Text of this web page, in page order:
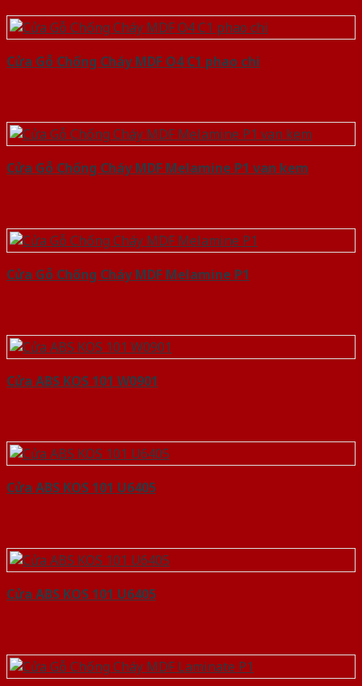
Cửa Gỗ Chống Cháy MDF O4 C1 phao chi
Cửa Gỗ Chống Cháy MDF Melamine P1 van kem
Cửa Gỗ Chống Cháy MDF Melamine P1
Cửa ABS KOS 101 W0901
Cửa ABS KOS 101 U6405
Cửa ABS KOS 101 U6405